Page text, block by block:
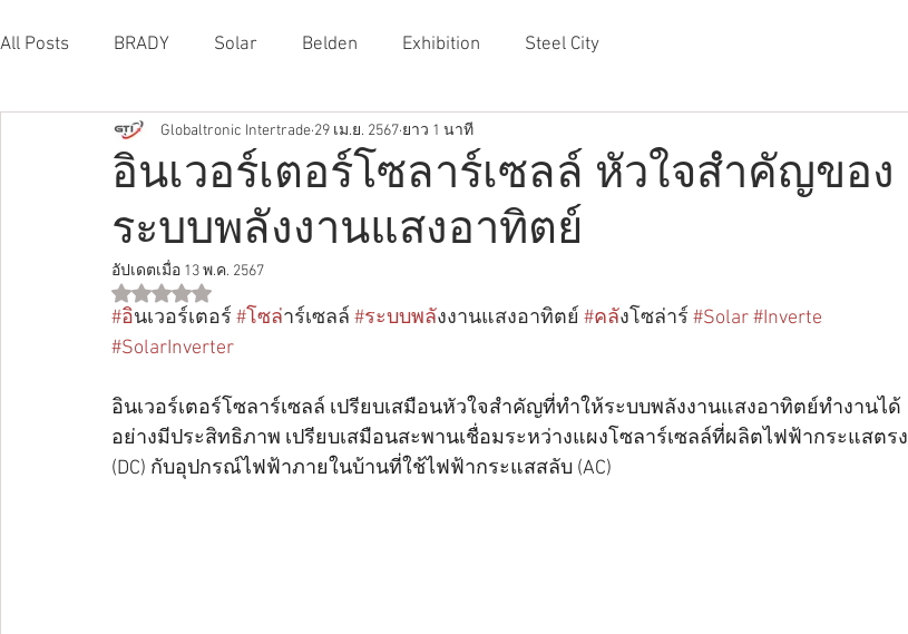
All Posts BRADY Solar Belden Exhibition Steel City
อินเวอร์เตอร์โซลาร์เซลล์ หัวใจสำคัญของ
ระบบพลังงานแสงอาทิตย์
Globaltronic Intertrade 29 เม.ย. 2567 ยาว 1 นาที
อัปเดตเมื่อ 13 พ.ค. 2567
ได้รับ NaN เต็ม 5 ดาว
#อินเวอร์เตอร์ #โซล่าร์เซลล์ #ระบบพลังงานแสงอาทิตย์ #คลังโซล่าร์ #Solar#Inverte
#SolarInverter
อินเวอร์เตอร์โซลาร์เซลล์ เปรียบเสมือนหัวใจสำคัญที่ทำให้ระบบพลังงานแสงอาทิตย์ทำงานได้
อย่างมีประสิทธิภาพ เปรียบเสมือนสะพานเชื่อมระหว่างแผงโซลาร์เซลล์ที่ผลิตไฟฟ้ากระแสตรง
(DC) กับอุปกรณ์ไฟฟ้าภายในบ้านที่ใช้ไฟฟ้ากระแสสลับ (AC)